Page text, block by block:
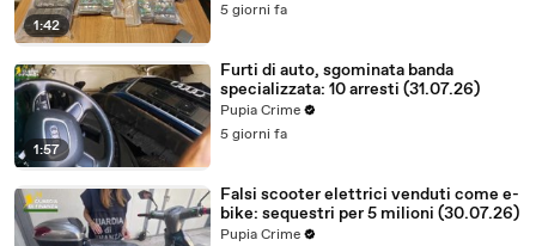
1:42
5 giorni fa
1:57
Furti di auto, sgominata banda
specializzata: 10 arresti (31.07.26)
Pupia Crime
5 giorni fa
Falsi scooter elettrici venduti come e-
bike: sequestri per 5 milioni (30.07.26)
Pupia Crime